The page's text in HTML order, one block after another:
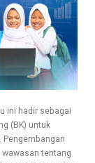
ini hadir sebagai
(BK) untuk
tentang